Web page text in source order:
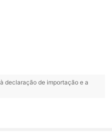
declaração de importação e a